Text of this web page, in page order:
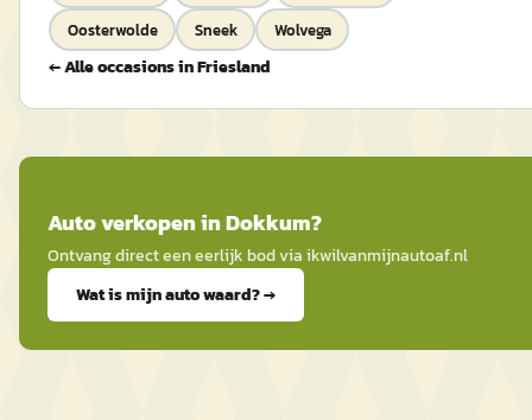
Oosterwolde
Sneek Wolvega
← Alle occasions inFriesland
Autoverkopen inDokkum?
Ontvang direct een eerlijk bod viaikwilvanmijnautoaf.nl
Wat is mijn auto waard? →